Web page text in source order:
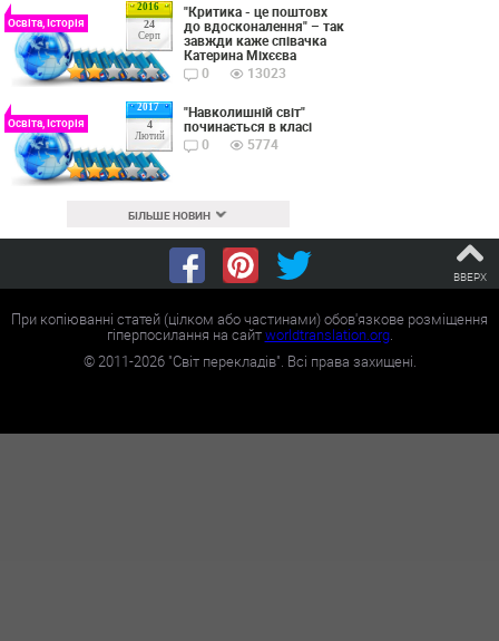
2016
24
Серп
Освіта, Історія
"Критика - це поштовх
до вдосконалення" – так
завжди каже співачка
Катерина Міхєєва
0
13023
2017
4
Лютий
Освіта, Історія
"Навколишній світ"
починається в класі
0
5774
БІЛЬШЕ НОВИН
ВВЕРХ
При копіюванні статей (цілком або частинами) обов'язкове розміщення
гіперпосилання на сайтworldtranslation.org.
©2011-2026"Світ перекладів". Всі права захищені.